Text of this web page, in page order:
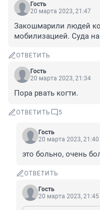
Гость
20 марта 2023, 21:47
Закошмарили людей
мобилизацией. Суда на
ОТВЕТИТЬ
Гость
20 марта 2023, 21:34
Пора рвать когти.
ОТВЕТИТЬ 5
Гость
20 марта 2023, 21:40
это больно, очень
ОТВЕТИТЬ
Гость
20 марта 2023, 21:45